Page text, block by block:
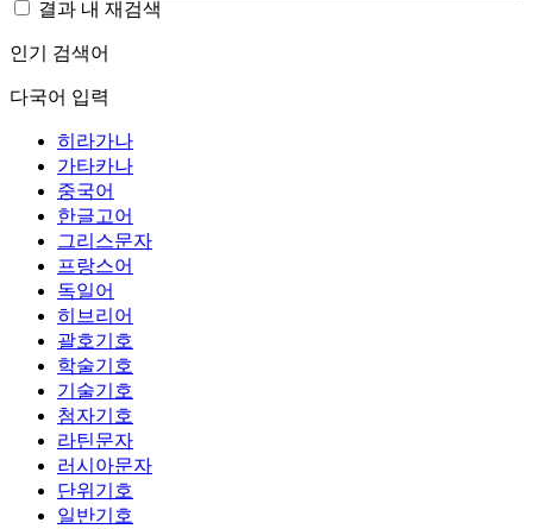
결과 내 재검색
인기 검색어
다국어 입력
히라가나
가타카나
중국어
한글고어
그리스문자
프랑스어
독일어
히브리어
괄호기호
학술기호
기술기호
첨자기호
라틴문자
러시아문자
단위기호
일반기호